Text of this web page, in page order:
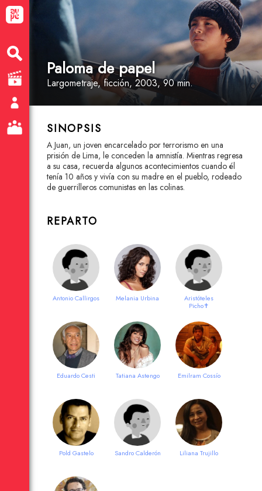
Paloma de papel
Largometraje, ficción, 2003, 90 min.
SINOPSIS
A Juan, un joven encarcelado por terrorismo en una
prisión de Lima, le conceden la amnistía. Mientras regresa
a su casa, recuerda algunos acontecimientos cuando él
tenía 10 años y vivía con su madre en el pueblo, rodeado
de guerrilleros comunistas en las colinas.
REPARTO
Antonio Callirgos Melania Urbina
Aristóteles
Picho✝
Eduardo Cesti Tatiana Astengo Emilram Cossío
Pold Gastelo Sandro Calderón Liliana Trujillo